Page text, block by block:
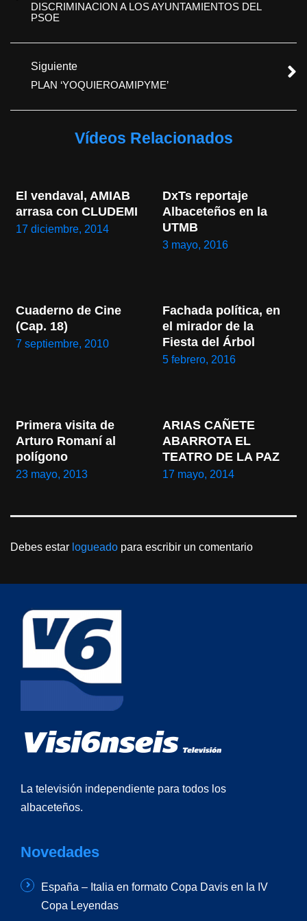
DISCRIMINACION A LOS AYUNTAMIENTOS DEL
PSOE
Siguiente
PLAN ‘YOQUIEROAMIPYME’
Vídeos Relacionados
El vendaval, AMIAB
arrasa con CLUDEMI
17 diciembre, 2014
DxTs reportaje
Albaceteños en la
UTMB
3 mayo, 2016
Cuaderno de Cine
(Cap. 18)
7 septiembre, 2010
Fachada política, en
el mirador de la
Fiesta del Árbol
5 febrero, 2016
Primera visita de
Arturo Romaní al
polígono
23 mayo, 2013
ARIAS CAÑETE
ABARROTA EL
TEATRO DE LA PAZ
17 mayo, 2014
Debes estar logueado para escribir un comentario
La televisión independiente para todos los
albaceteños.
Novedades
España – Italia en formato Copa Davis en la IV
Copa Leyendas